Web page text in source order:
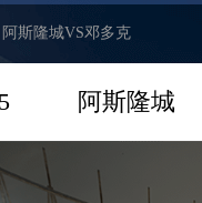
斯隆城VS邓多克
阿斯隆城